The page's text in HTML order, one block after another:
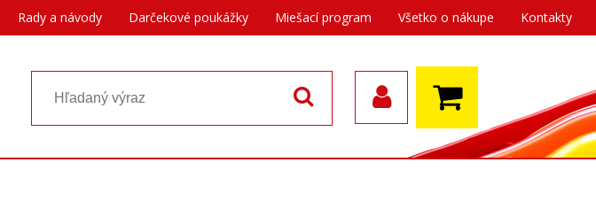
Rady a návody Darčekové poukážky Miešací program Všetko o nákupe Kontakty